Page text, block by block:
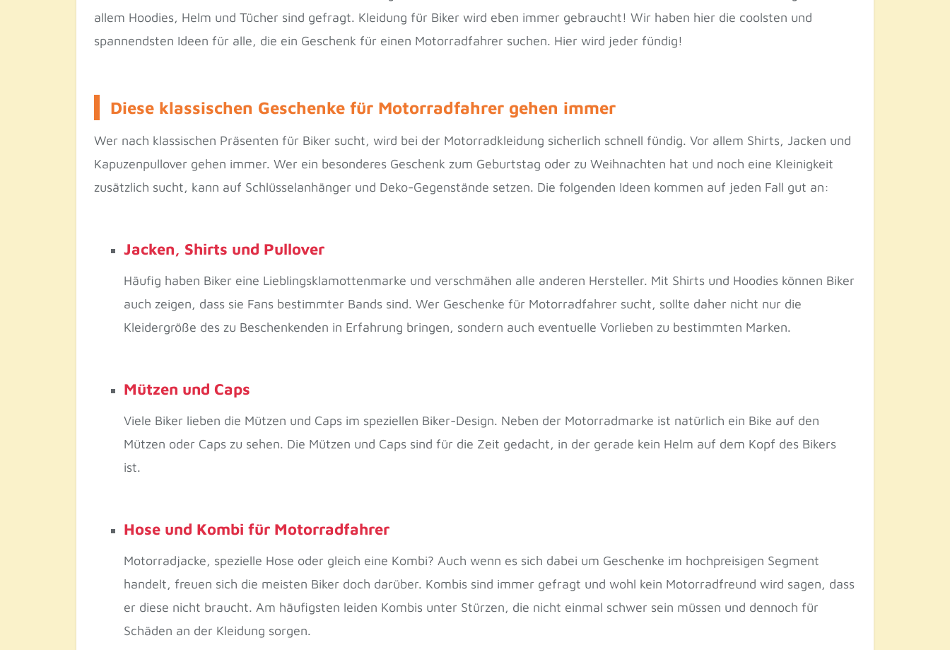
allem Hoodies, Helm und Tücher sind gefragt. Kleidung für Biker wird eben immer gebraucht! Wir haben hier die coolsten und
spannendsten Ideen für alle, die ein Geschenk für einen Motorradfahrer suchen. Hier wird jeder fündig!
Diese klassischen Geschenke für Motorradfahrer gehen immer
Wer nach klassischen Präsenten für Biker sucht, wird bei der Motorradkleidung sicherlich schnell fündig. Vor allem Shirts, Jacken und
Kapuzenpullover gehen immer. Wer ein besonderes Geschenk zum Geburtstag oder zu Weihnachten hat und noch eine Kleinigkeit
zusätzlich sucht, kann auf Schlüsselanhänger und Deko-Gegenstände setzen. Die folgenden Ideen kommen auf jeden Fall gut an:
Jacken, Shirts und Pullover
Häufig haben Biker eine Lieblingsklamottenmarke und verschmähen alle anderen Hersteller. Mit Shirts und Hoodies können Biker
auch zeigen, dass sie Fans bestimmter Bands sind. Wer Geschenke für Motorradfahrer sucht, sollte daher nicht nur die
Kleidergröße des zu Beschenkenden in Erfahrung bringen, sondern auch eventuelle Vorlieben zu bestimmten Marken.
Mützen und Caps
Viele Biker lieben die Mützen und Caps im speziellen Biker-Design. Neben der Motorradmarke ist natürlich ein Bike auf den
Mützen oder Caps zu sehen. Die Mützen und Caps sind für die Zeit gedacht, in der gerade kein Helm auf dem Kopf des Bikers
ist.
Hose und Kombi für Motorradfahrer
Motorradjacke, spezielle Hose oder gleich eine Kombi? Auch wenn es sich dabei um Geschenke im hochpreisigen Segment
handelt, freuen sich die meisten Biker doch darüber. Kombis sind immer gefragt und wohl kein Motorradfreund wird sagen, dass
er diese nicht braucht. Am häufigsten leiden Kombis unter Stürzen, die nicht einmal schwer sein müssen und dennoch für
Schäden an der Kleidung sorgen.